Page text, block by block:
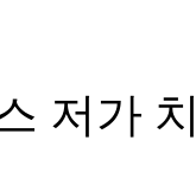
저가